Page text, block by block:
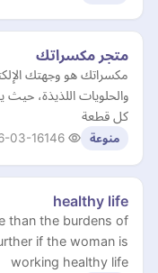
متجر مكسراتك
مكسراتك هو وجهتك
والحلويات اللذيذة، حيث
كل قطعة
منوعة 03-16
healthy life
than the burdens of
if the woman is
working healthy life